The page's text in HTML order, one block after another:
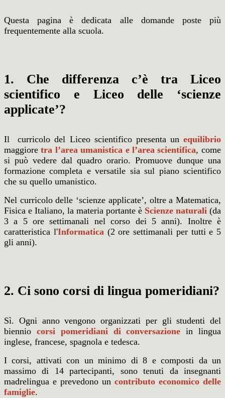
Questa pagina è dedicata alle domande poste più
frequentemente alla scuola.
1. Che differenza c’è tra Liceo
scientifico e Liceo delle ‘scienze
applicate’?
Il curricolo del Liceo scientifico presenta un equilibrio
maggioretra l’area umanistica e l’area scientifica, come
si può vedere dal quadro orario. Promuove dunque una
formazione completa e versatile sia sul piano scientifico
che su quello umanistico.
Nel curricolo delle ‘scienze applicate’, oltre a Matematica,
Fisica e Italiano, la materia portante è Scienze naturali (da
3 a 5 ore settimanali nel corso dei 5 anni). Inoltre è
caratteristica l'Informatica(2 ore settimanali per tutti e 5
gli anni).
2. Ci sono corsi di lingua pomeridiani?
Sì. Ogni anno vengono organizzati per gli studenti del
biennio corsi pomeridiani di conversazione in lingua
inglese, francese, spagnola e tedesca.
I corsi, attivati con un minimo di 8 e composti da un
massimo di 14 partecipanti, sono tenuti da insegnanti
madrelingua e prevedono un contributo economico delle
famiglie.